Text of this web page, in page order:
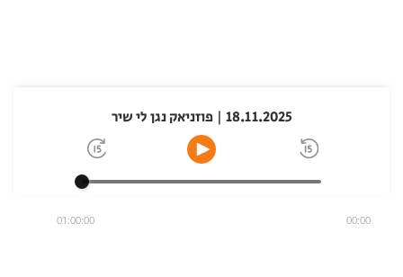
18.11.2025 | פוזניאק נגן לי שיר
00:00
01:00:00